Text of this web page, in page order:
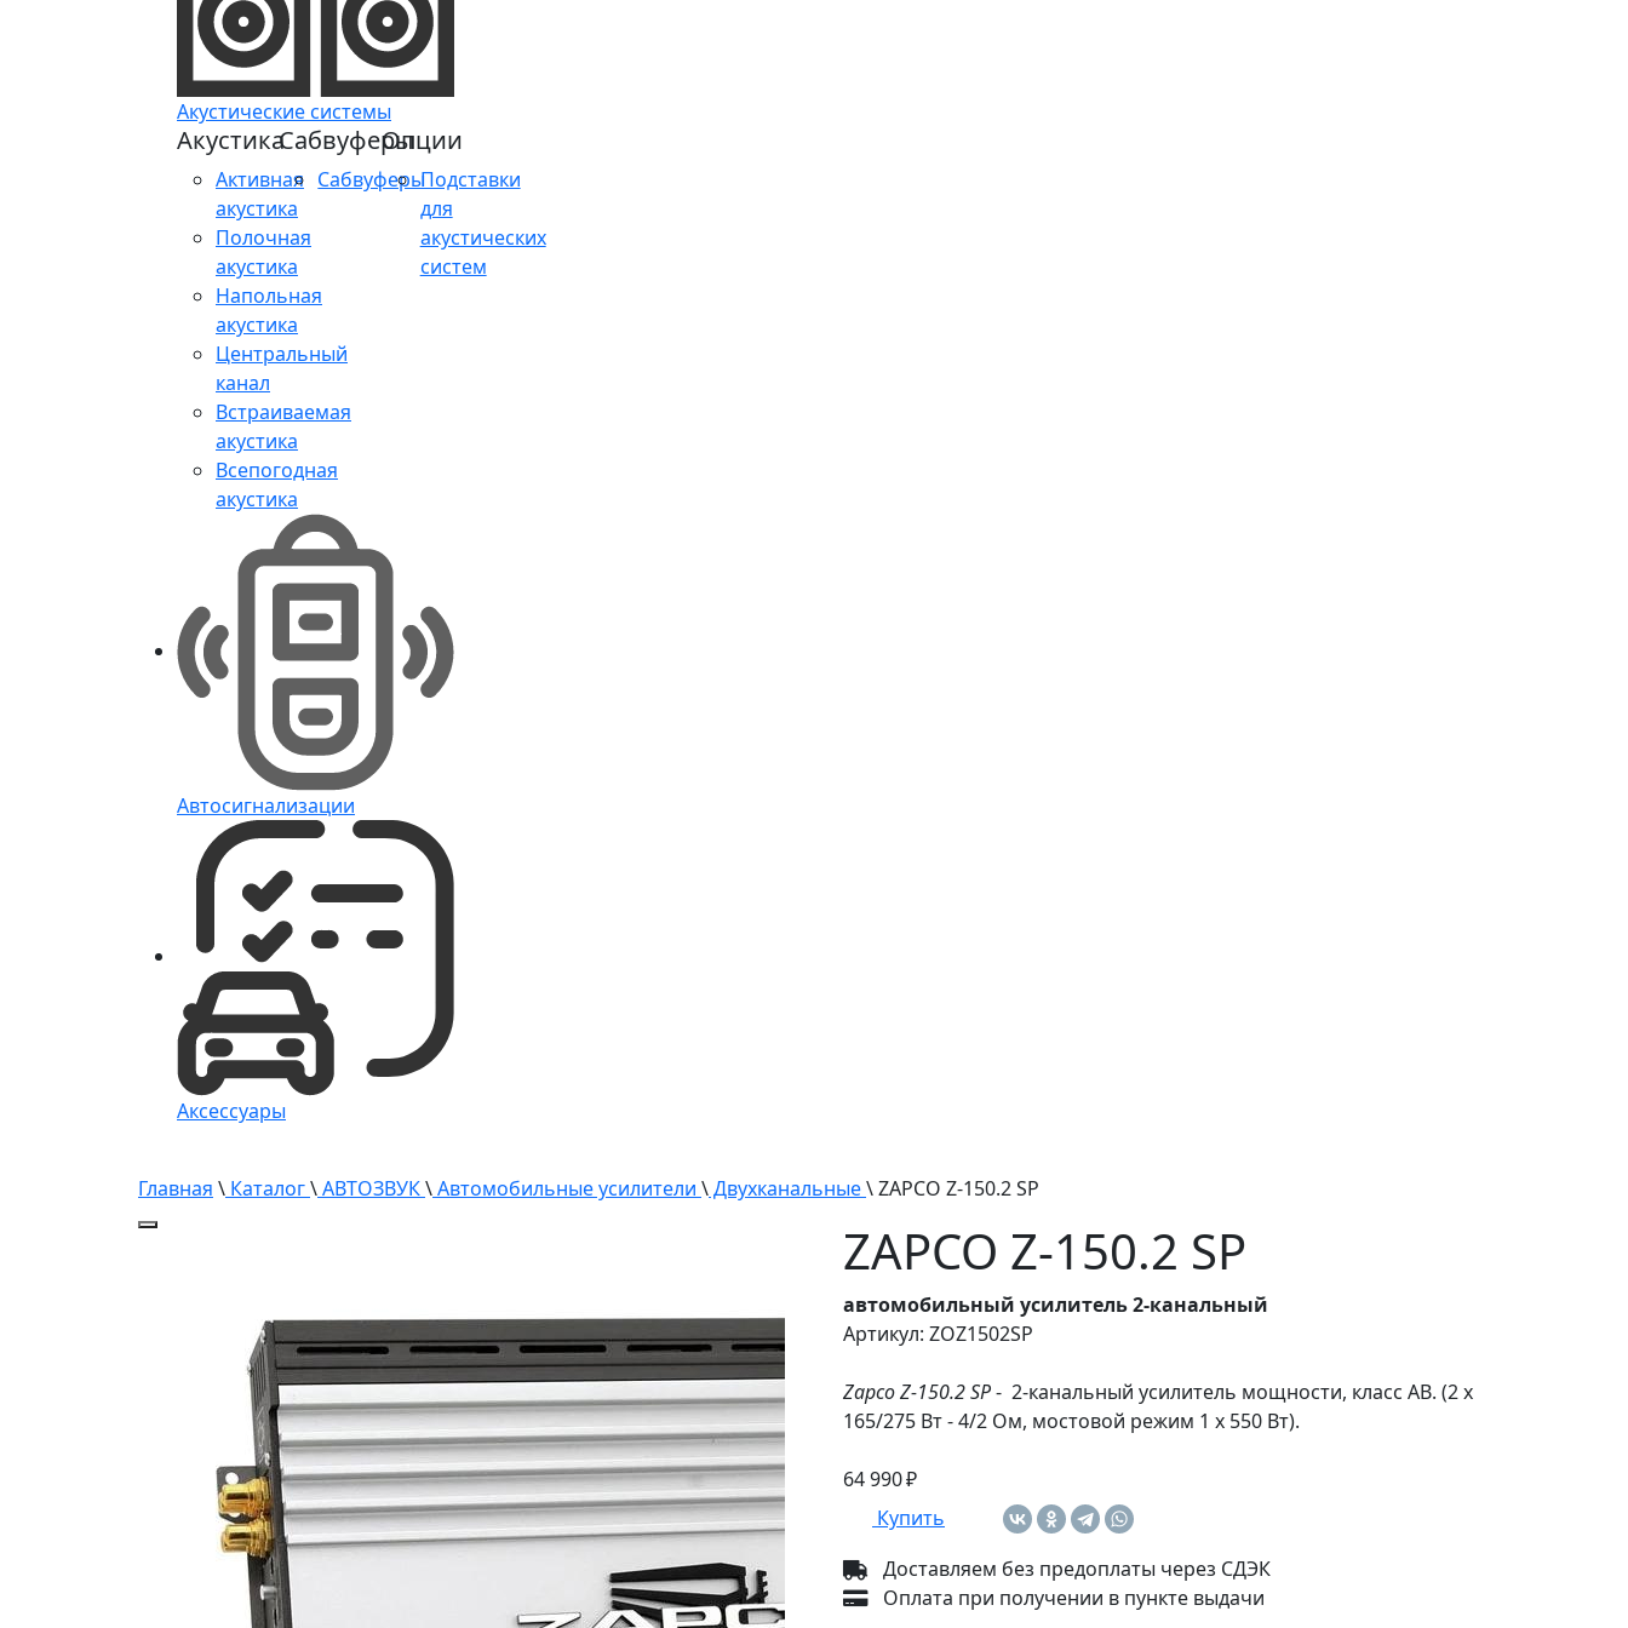
Акустические системы
Акустика
Активная
акустика
Полочная
акустика
Напольная
акустика
Центральный
канал
Встраиваемая
акустика
Всепогодная
акустика
Сабвуферы
Сабвуферы
Опции
Подставки
для
акустических
систем
Автосигнализации
Аксессуары
Главная \ Каталог\АВТОЗВУК\Автомобильные усилители \Двухканальные\ ZAPCO Z-150.2 SP
ZAPCO Z-150.2 SP
автомобильный усилитель 2-канальный
Артикул: ZOZ1502SP
Zapco Z-150.2 SP- 2-канальный усилитель мощности, класс AB. (2 x
165/275 Вт - 4/2 Ом, мостовой режим 1 х 550 Вт).
64 990 ₽
Купить
Доставляем без предоплаты через СДЭК
Оплата при получении в пункте выдачи